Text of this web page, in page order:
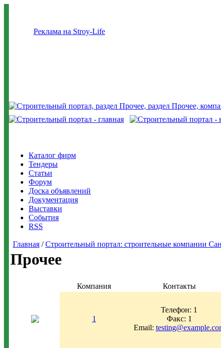
Реклама на Stroy-Life
Каталог фирм
Тендеры
Статьи
Форум
Доска объявлений
Документация
Выставки
События
RSS
Главная /Строительный портал: строительные компании
Прочее
Компания Контакты
1
Телефон: 1
Факс: 1
Email: